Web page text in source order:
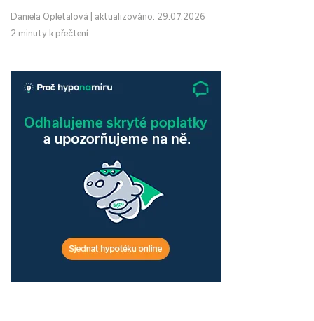
Daniela Opletalová
aktualizováno: 29.07.2026
2 minuty k přečtení